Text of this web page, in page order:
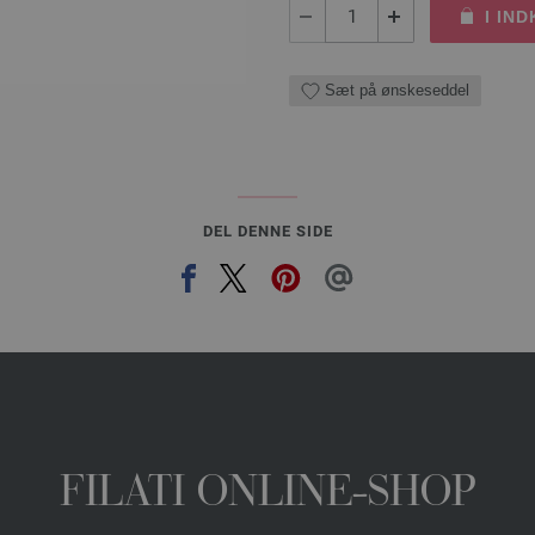
I
Sæt på ønskeseddel
DEL DENNE SIDE
FILATI ONLINE-SHOP